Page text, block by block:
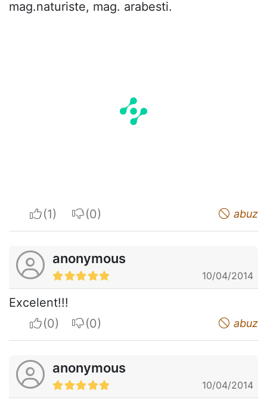
mag.naturiste, mag. arabesti.
I apreciateI do not appreciate abuz
anonymous
10/04/2014
Excelent!!!
I apreciateI do not appreciate abuz
anonymous
10/04/2014